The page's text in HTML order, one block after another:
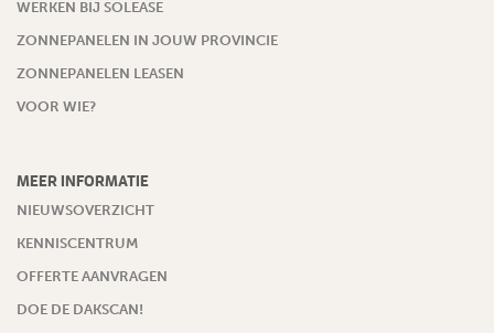
WERKEN BIJ SOLEASE
ZONNEPANELEN IN JOUW PROVINCIE
ZONNEPANELEN LEASEN
VOOR WIE?
MEER INFORMATIE
NIEUWSOVERZICHT
KENNISCENTRUM
OFFERTE AANVRAGEN
DOE DE DAKSCAN!